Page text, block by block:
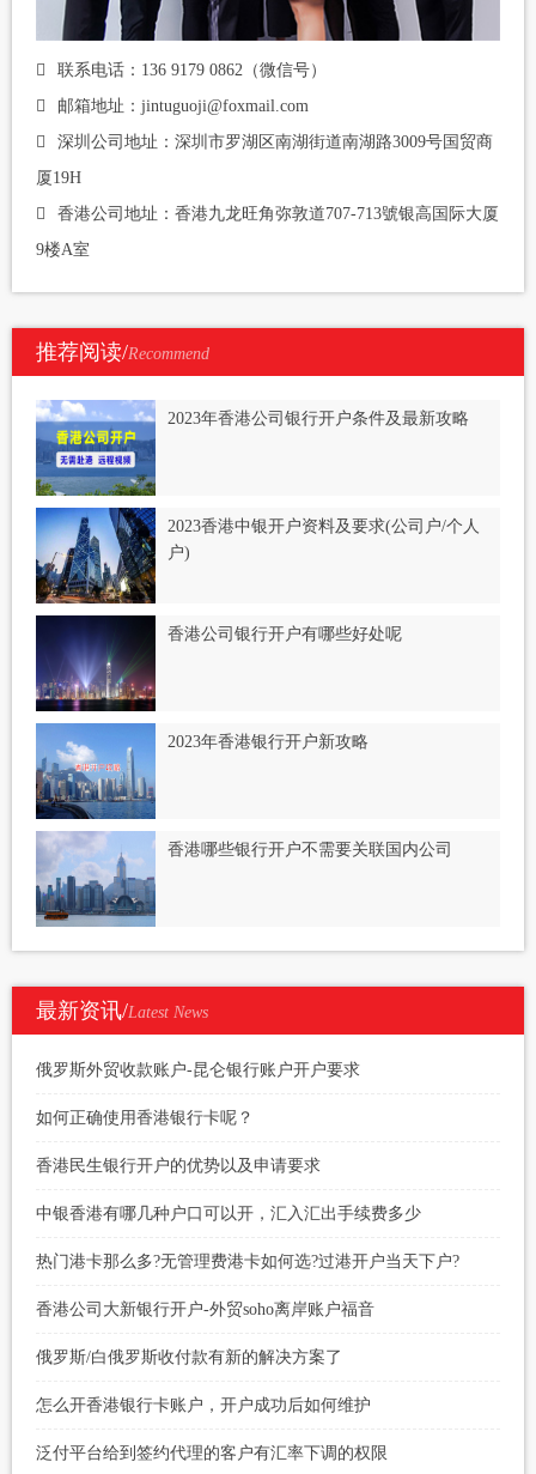
联系电话：136 9179 0862（微信号）
邮箱地址：jintuguoji@foxmail.com
深圳公司地址：深圳市罗湖区南湖街道南湖路3009号国贸商
厦19H
香港公司地址：香港九龙旺角弥敦道707-713號银高国际大厦
9楼A室
推荐阅读/Recommend
2023年香港公司银行开户条件及最新攻略
2023香港中银开户资料及要求(公司户/个人
户)
香港公司银行开户有哪些好处呢
2023年香港银行开户新攻略
香港哪些银行开户不需要关联国内公司
最新资讯/Latest News
俄罗斯外贸收款账户-昆仑银行账户开户要求
如何正确使用香港银行卡呢？
香港民生银行开户的优势以及申请要求
中银香港有哪几种户口可以开，汇入汇出手续费多少
热门港卡那么多?无管理费港卡如何选?过港开户当天下户?
香港公司大新银行开户-外贸soho离岸账户福音
俄罗斯/白俄罗斯收付款有新的解决方案了
怎么开香港银行卡账户，开户成功后如何维护
泛付平台给到签约代理的客户有汇率下调的权限